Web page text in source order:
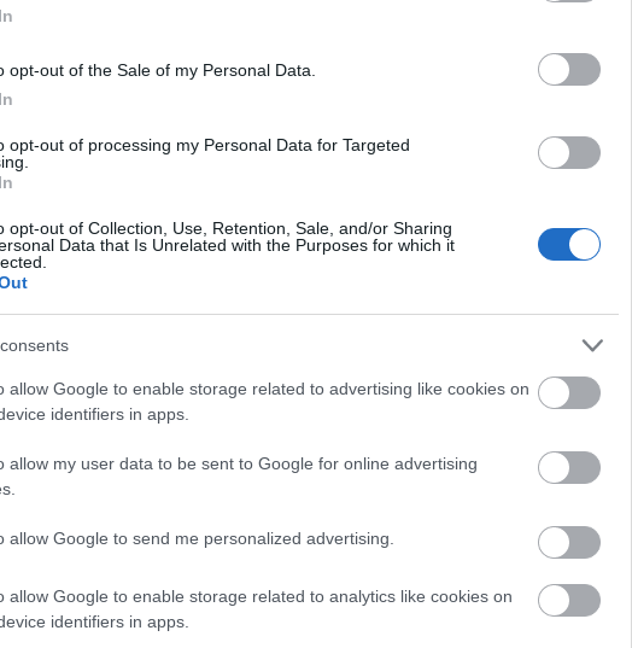
opt-out of the Sale of my Personal Data.
opt-out of processing my Personal Data for Targeted
opt-out of Collection, Use, Retention, Sale, and/or Sharing
Data that Is Unrelated with the Purposes for which it
allow Google to enable storage related to advertising like cookies on
identifiers in apps.
allow my user data to be sent to Google for online advertising
allow Google to send me personalized advertising.
allow Google to enable storage related to analytics like cookies on
identifiers in apps.
sin la presencia del sancionado Batista Mendy.
cómo retrasar la posición de Sow y dar
y lo hará sin su capitán, José Luis Gayà. El
un partido de sanción por acumulación de
ocupará Jesús Vázquez.
con el defensa uruguayo para el enfrentamiento
la principal alternativa para jugar en el lateral
a Juan Foyth.
Sevilla, entre ellas la del delantero Gorka
ante el Mallorca. Con Iñaki Williams y Maroan